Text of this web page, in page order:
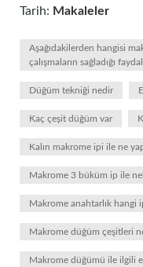
Tarih: Makaleler
Aşağıdakilerden hangisi
çalışmaların sağladığı
Düğüm tekniği nedir
Kaç çeşit düğüm var
Kalın makrome ipi ile ne
Makrome 3 büküm ip ile
Makrome anahtarlık hangi
Makrome düğüm çeşitleri
Makrome düğümü ile ilgili